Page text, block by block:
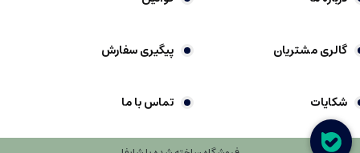
گالری مشتریان پیگیری سفارش
شکایات تماس با ما